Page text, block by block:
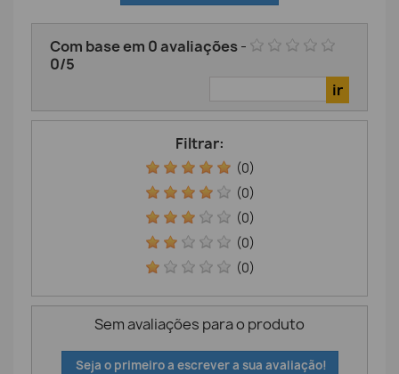
Com base em 0avaliações-
0/5
Filtrar:
(0)
(0)
(0)
(0)
(0)
Sem avaliações para o produto
Seja o primeiro a escrever a sua avaliação!